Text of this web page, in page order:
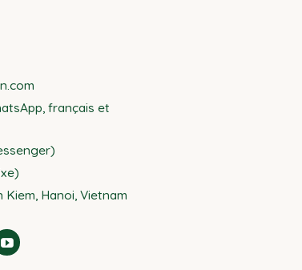
français et
Kiem, Hanoi, Vietnam